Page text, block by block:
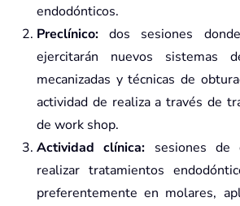
endodónticos.
Preclínico: dos sesiones
ejercitarán nuevos sistemas
mecanizadas y técnicas de
actividad de realiza a través de
de work shop.
Actividad clínica: sesiones de
realizar tratamientos
preferentemente en molares,